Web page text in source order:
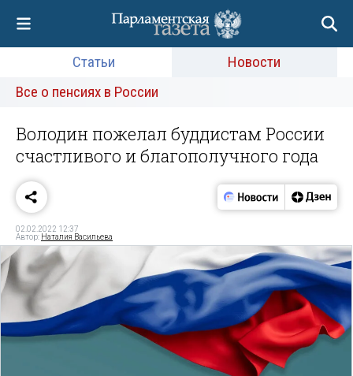
Статьи
Новости
Все о пенсиях в России
Володин пожелал буддистам России
счастливого и благополучного года
02.02.2022 12:37
Автор: Наталия Васильева